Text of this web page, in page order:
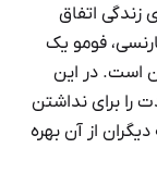
اتفاق
فومو یک
است. در این
را برای نداشتن
از آن بهره